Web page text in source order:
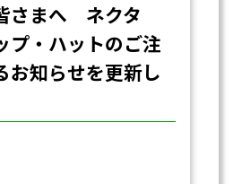
さまへ ネクタ
プ・ハットのご注
お知らせを更新し